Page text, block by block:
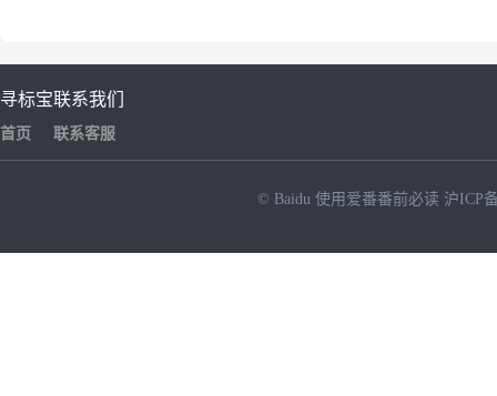
寻标宝
首页
联系我们
联系客服
© Baidu 使用爱番番前必读 沪ICP